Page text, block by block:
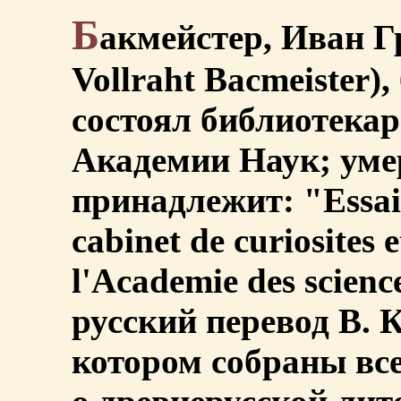
Бакмейстер, Иван
Vollraht Bacmeister),
состоял
Академии Наук;
принадлежит:
cabinet de curiosites
l'Academie des
русский перевод В.
котором собраны